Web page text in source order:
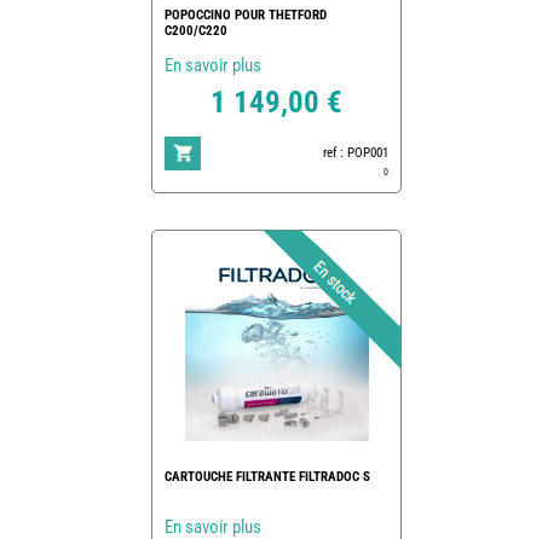
POPOCCINO POUR THETFORD
C200/C220
En savoir plus
1 149,00 €
ref : POP001
0
CARTOUCHE FILTRANTE FILTRADOC S
En savoir plus